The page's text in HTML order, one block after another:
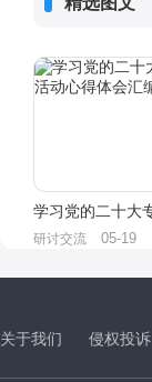
研讨交流 05-19
关于我们 侵权投诉